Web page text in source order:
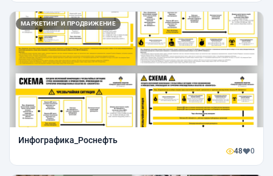
МАРКЕТИНГ И ПРОДВИЖЕНИЕ
Инфографика_Роснефть
48 0